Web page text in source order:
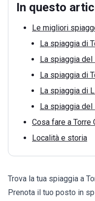
In questo
Le migliori
La spiaggia di
La spiaggia
La spiaggia di
La spiaggia di
La spiaggia
Cosa fare a Torre
Località e storia
Trova la tua spiaggia a
Prenota il tuo posto in